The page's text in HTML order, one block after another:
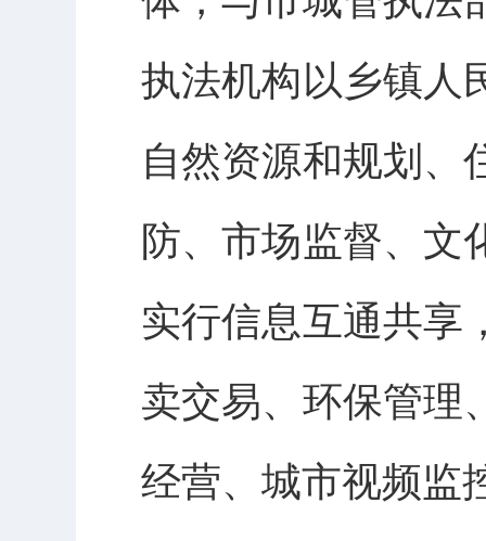
执法机构以乡镇人
自然资源和规划、
防、市场监督、文
实行信息互通共享
卖交易、环保管理
经营、城市视频监